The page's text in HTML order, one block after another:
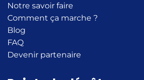
Notre savoir faire
Comment ça marche ?
Blog
FAQ
Devenir partenaire